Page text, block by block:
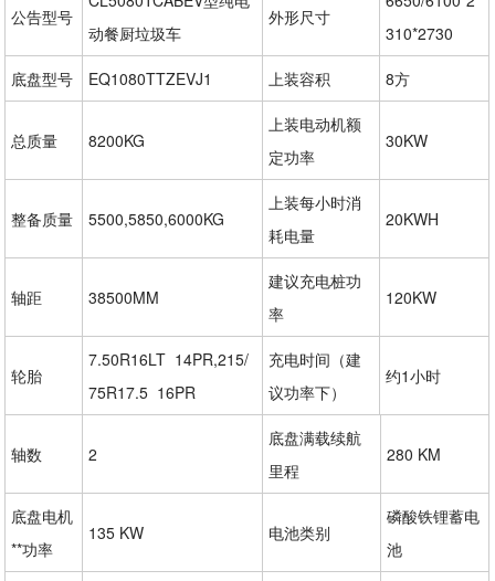
公告型号
动餐厨垃圾车
外形尺寸
310*2730
底盘型号 EQ1080TTZEVJ1 上装容积 8方
总质量 8200KG
上装电动机额
定功率
30KW
整备质量 5500,5850,6000KG
上装每小时消
耗电量
20KWH
轴距 38500MM
建议充电桩功
率
120KW
轮胎
7.50R16LT  14PR,215/
75R17.5  16PR
充电时间（建
议功率下）
约1小时
轴数 2
底盘满载续航
里程
280 KM
底盘电机
**功率
135 KW 电池类别
磷酸铁锂蓄电
池